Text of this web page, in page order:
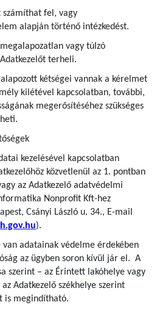
számíthat fel, vagy
alapján történő intézkedést.
vagy túlzó
terheli.
kétségei vannak a kérelmet
kilétével kapcsolatban, további,
megerősítéséhez szükséges
kezelésével kapcsolatban
közvetlenül az 1. pontban
az Adatkezelő adatvédelmi
Nonprofit Kft-hez
Csányi László u. 34., E-mail
).
adatainak védelme érdekében
az ügyben soron kívül jár el. A
szerint – az Érintett lakóhelye vagy
Adatkezelő székhelye szerint
is megindítható.